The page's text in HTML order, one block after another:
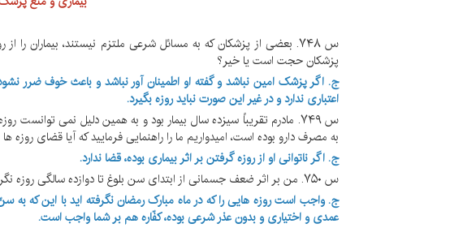
س ۷۴۸. بعضی از پزشکان که به مسائل شرعی ملتزم نیستند، بیماران
پزشکان حجت است یا خیر؟
ج. اگر پزشک امین نباشد و گفته او اطمینان آور نباشد و باعث خوف ضرر نشود
اعتباری ندارد و در غیر این صورت نباید روزه بگیرد.
س ۷۴۹. مادرم تقریباً سیزده سال بیمار بود و به همین دلیل نمی توانست
به مصرف دارو بوده است، امیدواریم ما را راهنمایی فرمایید که آیا قضای روزه
ج. اگر ناتوانی او از روزه گرفتن بر اثر بیماری بوده، قضا ندارد.
س ۷۵۰. من بر اثر ضعف جسمانی از ابتدای سن بلوغ تا دوازده سالگی روزه نگرفته ام، در حال حاضر چه تکلیفی دارم؟
ج. واجب است روزه هایی را که در ماه مبارک رمضان نگرفته اید با این که به
عمدی و اختیاری و بدون عذر شرعی بوده، کفّاره هم بر شما واجب است.